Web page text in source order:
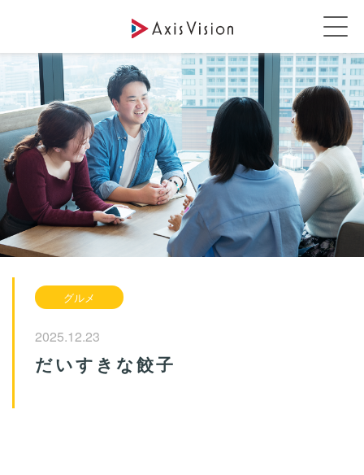
グルメ
2025.12.23
だいすきな餃子